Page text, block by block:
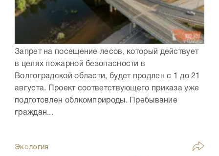
Запрет на посещение лесов, который действует
в целях пожарной безопасности в
Волгоградской области, будет продлен с 1 до 21
августа. Проект соответствующего приказа уже
подготовлен облкомприроды. Пребывание
граждан...
Экология